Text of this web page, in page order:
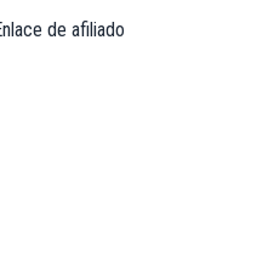
de afiliado